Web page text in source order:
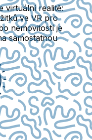
virtuální realitě:
ve VR pro
nemovitostí je
samostatnou